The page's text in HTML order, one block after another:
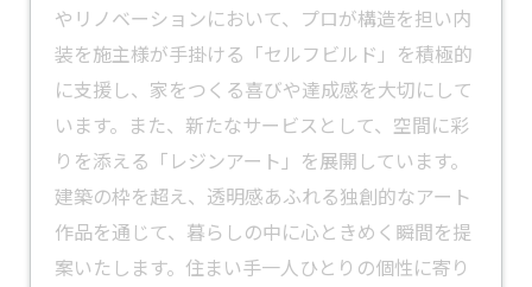
やリノベーションにおいて、プロが構造を担い内
装を施主様が手掛ける「セルフビルド」を積極的
に支援し、家をつくる喜びや達成感を大切にして
います。また、新たなサービスとして、空間に彩
りを添える「 レジンアート 」を展開しています。
建築の枠を超え、透明感あふれる独創的なアート
作品を通じて、暮らしの中に心ときめく瞬間を提
案いたします。住まい手一人ひとりの個性に寄り